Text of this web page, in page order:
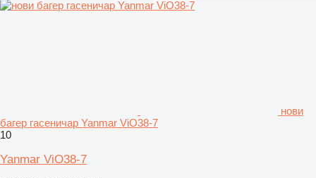
нови
багер гасеничар Yanmar ViO38-7
10
Yanmar ViO38-7